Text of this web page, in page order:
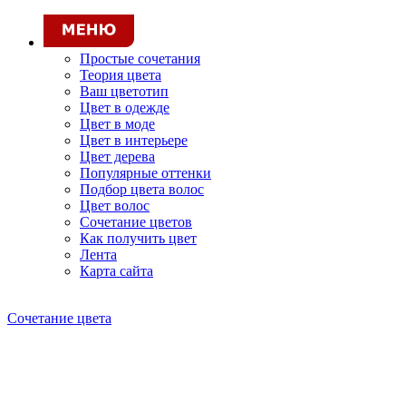
Простые сочетания
Теория цвета
Ваш цветотип
Цвет в одежде
Цвет в моде
Цвет в интерьере
Цвет дерева
Популярные оттенки
Подбор цвета волос
Цвет волос
Сочетание цветов
Как получить цвет
Лента
Карта сайта
Сочетание цвета